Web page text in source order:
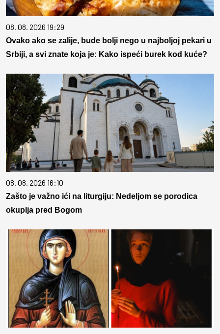
08. 08. 2026 19:29
Ovako ako se zalije, bude bolji nego u najboljoj pekari u
Srbiji, a svi znate koja je: Kako ispeći burek kod kuće?
08. 08. 2026 16:10
Zašto je važno ići na liturgiju: Nedeljom se porodica
okuplja pred Bogom